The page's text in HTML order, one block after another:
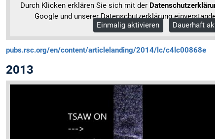
Durch Klicken erklären Sie sich mit der
Google und unserer Datenschutzerklärung
Mehr Informationen
Einmalig aktivieren Dauerhaft
pubs.rsc.org/en/content/articlelanding/2014/lc/c4lc00868e
2013